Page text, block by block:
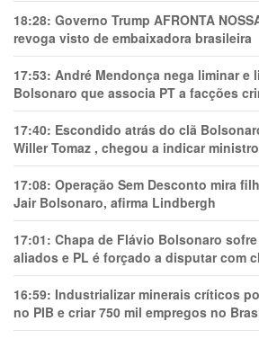
18:28: Governo Trump AFRONTA
revoga visto de embaixadora brasileira
17:53: André Mendonça nega liminar e
Bolsonaro que associa PT a facções
17:40: Escondido atrás do clã
Willer Tomaz , chegou a indicar
17:08: Operação Sem Desconto mira
Jair Bolsonaro, afirma Lindbergh
17:01: Chapa de Flávio Bolsonaro
aliados e PL é forçado a disputar com
16:59: Industrializar minerais críticos
no PIB e criar 750 mil empregos no